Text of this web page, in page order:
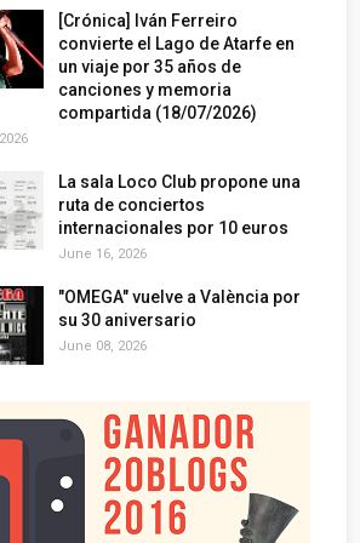
[Crónica] Iván Ferreiro
convierte el Lago de Atarfe en
un viaje por 35 años de
canciones y memoria
compartida (18/07/2026)
La sala Loco Club propone una
ruta de conciertos
internacionales por 10 euros
June 16, 2026
"OMEGA" vuelve a València por
su 30 aniversario
June 08, 2026